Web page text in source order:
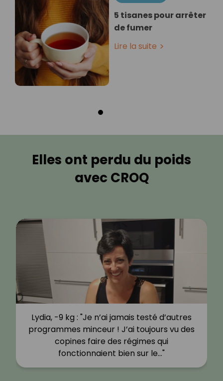
5 tisanes pour arrêter
de fumer
Lire la suite
Elles ont perdu du poids
avec CROQ
Lydia, -9 kg : "Je n’ai jamais testé d’autres
programmes minceur ! J’ai toujours vu des
copines faire des régimes qui
fonctionnaient bien sur le…"